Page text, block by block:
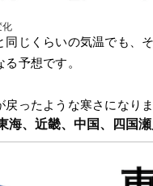
化
同じくらいの気温でも、
予想です。
戻ったような寒さになり
海、近畿、中国、四国